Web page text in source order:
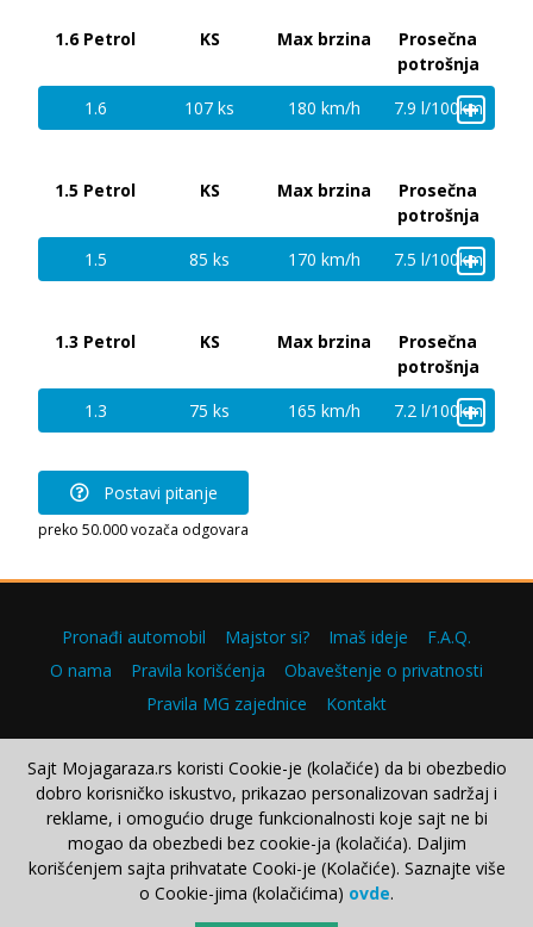
1.6 Petrol KS Max brzina
Prosečna
potrošnja
1.6
107 ks 180 km/h 7.9 l/100km
+
1.5 Petrol KS Max brzina
Prosečna
potrošnja
1.5
85 ks 170 km/h 7.5 l/100km
+
1.3 Petrol KS Max brzina
Prosečna
potrošnja
1.3
75 ks 165 km/h 7.2 l/100km
+
Postavi pitanje
preko 50.000 vozača odgovara
Pronađi automobil Majstor si? Imaš ideje
F.A.Q.
O nama
Pravila korišćenja
Obaveštenje o privatnosti
Pravila MG zajednice
Kontakt
Copyright © 2000–2026.
Sajt Mojagaraza.rs koristi Cookie-je (kolačiće) da bi obezbedio
dobro korisničko iskustvo, prikazao personalizovan sadržaj i
reklame, i omogućio druge funkcionalnosti koje sajt ne bi
mogao da obezbedi bez cookie-ja (kolačića). Daljim
korišćenjem sajta prihvatate Cooki-je (Kolačiće). Saznajte više
o Cookie-jima (kolačićima) ovde.